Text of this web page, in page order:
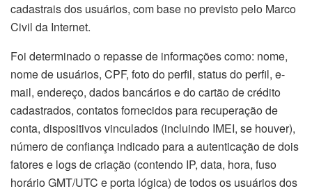
cadastrais dos usuários, com base no previsto pelo Marco
Civil da Internet.
Foi determinado o repasse de informações como: nome,
nome de usuários, CPF, foto do perfil, status do perfil, e-
mail, endereço, dados bancários e do cartão de crédito
cadastrados, contatos fornecidos para recuperação de
conta, dispositivos vinculados (incluindo IMEI, se houver),
número de confiança indicado para a autenticação de dois
fatores e logs de criação (contendo IP, data, hora, fuso
horário GMT/UTC e porta lógica) de todos os usuários dos